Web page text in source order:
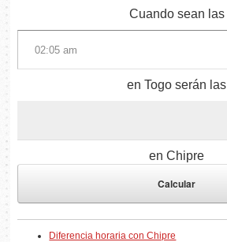
Cuando sean las
en Togo serán las
en Chipre
Diferencia horaria con Chipre